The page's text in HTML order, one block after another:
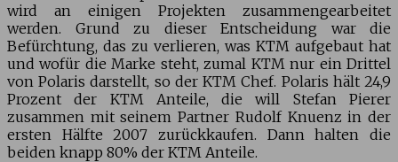
wird an einigen Projekten zusammengearbeitet
werden. Grund zu dieser Entscheidung war die
Befürchtung, das zu verlieren, was KTM aufgebaut hat
und wofür die Marke steht, zumal KTM nur ein Drittel
von Polaris darstellt, so der KTM Chef. Polaris hält 24,9
Prozent der KTM Anteile, die will Stefan Pierer
zusammen mit seinem Partner Rudolf Knuenz in der
ersten Hälfte 2007 zurückkaufen. Dann halten die
beiden knapp 80% der KTM Anteile.